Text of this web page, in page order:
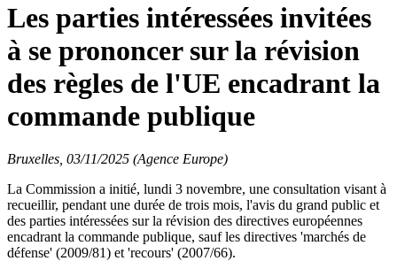
Les parties intéressées invitées
à se prononcer sur la révision
des règles de l'UE encadrant la
commande publique
Bruxelles, 03/11/2025 (Agence Europe)
La Commission a initié, lundi 3 novembre, une consultation visant à
recueillir, pendant une durée de trois mois, l'avis du grand public et
des parties intéressées sur la révision des directives européennes
encadrant la commande publique, sauf les directives 'marchés de
défense' (2009/81) et 'recours' (2007/66).